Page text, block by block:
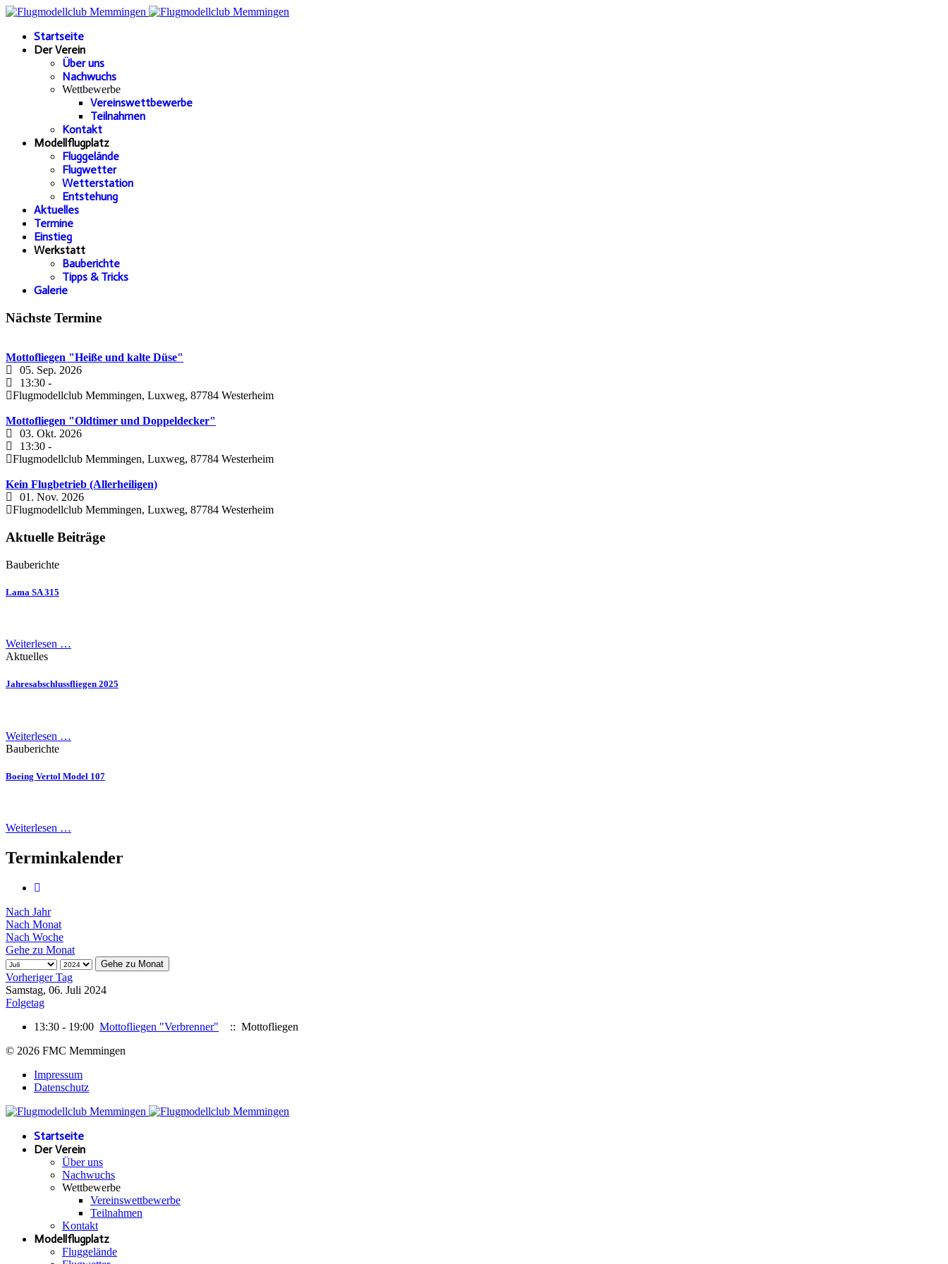
Startseite
Der Verein
Über uns
Nachwuchs
Wettbewerbe
Vereinswettbewerbe
Teilnahmen
Kontakt
Modellflugplatz
Fluggelände
Flugwetter
Wetterstation
Entstehung
Aktuelles
Termine
Einstieg
Werkstatt
Bauberichte
Tipps & Tricks
Galerie
Nächste Termine
Mottofliegen "Heiße und kalte Düse"
05. Sep. 2026
13:30 -
Flugmodellclub Memmingen, Luxweg, 87784 Westerheim
Mottofliegen "Oldtimer und Doppeldecker"
03. Okt. 2026
13:30 -
Flugmodellclub Memmingen, Luxweg, 87784 Westerheim
Kein Flugbetrieb (Allerheiligen)
01. Nov. 2026
Flugmodellclub Memmingen, Luxweg, 87784 Westerheim
Aktuelle Beiträge
Bauberichte
Lama SA 315
Weiterlesen …
Aktuelles
Jahresabschlussfliegen 2025
Weiterlesen …
Bauberichte
Boeing Vertol Model 107
Weiterlesen …
Terminkalender
Nach Jahr
Nach Monat
Nach Woche
Gehe zu Monat
Gehe zu Monat
Vorheriger Tag
Samstag, 06. Juli 2024
Folgetag
13:30 - 19:00 Mottofliegen "Verbrenner"
:: Mottofliegen
© 2026 FMC Memmingen
Impressum
Datenschutz
Startseite
Der Verein
Über uns
Nachwuchs
Wettbewerbe
Vereinswettbewerbe
Teilnahmen
Kontakt
Modellflugplatz
Fluggelände